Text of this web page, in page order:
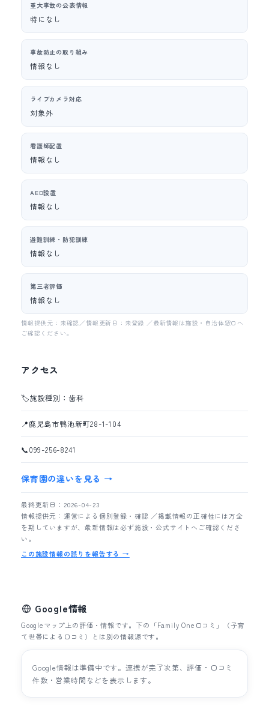
重大事故の公表情報
特になし
事故防止の取り組み
情報なし
ライブカメラ対応
対象外
看護師配置
情報なし
AED設置
情報なし
避難訓練・防犯訓練
情報なし
第三者評価
情報なし
情報提供元：未確認／情報更新日：未登録 ／最新情報は施設・自治体窓口へ
ご確認ください。
アクセス
🏷️施設種別：歯科
📍鹿児島市鴨池新町28-1-104
📞099-256-8241
保育園の違いを見る →
最終更新日：2026-04-23
情報提供元：運営による個別登録・確認 ／掲載情報の正確性には万全
を期していますが、最新情報は必ず施設・公式サイトへご確認くださ
い。
この施設情報の誤りを報告する →
Google情報
Googleマップ上の評価・情報です。下の「Family One口コミ」（子育
て世帯による口コミ）とは別の情報源です。
Google情報は準備中です。連携が完了次第、評価・口コミ
件数・営業時間などを表示します。